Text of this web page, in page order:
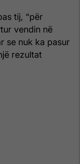
tij, “për
vendin në
se nuk ka pasur
rezultat